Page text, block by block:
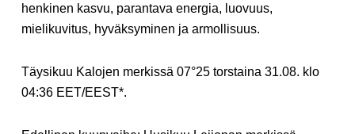
henkinen kasvu, parantava energia, luovuus,
mielikuvitus, hyväksyminen ja armollisuus.
Täysikuu Kalojen merkissä 07°25 torstaina 31.08. klo
04:36 EET/EEST*.